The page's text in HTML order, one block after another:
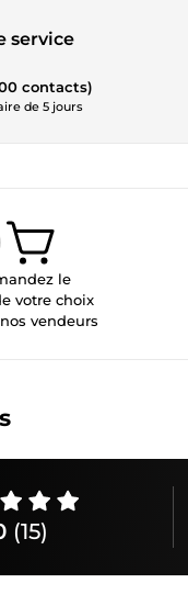
service
contacts)
de 5 jours
le
votre choix
vendeurs
(15)